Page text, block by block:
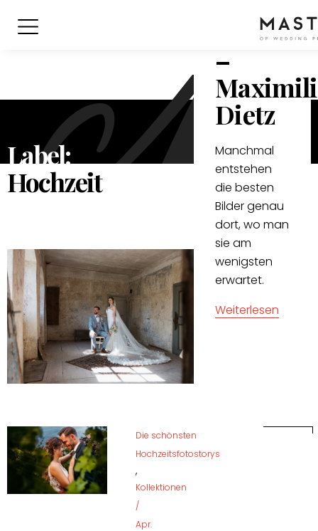
Label:
Hochzeit
–
Dietz
Manchmal
entstehen
die besten
Bilder genau
dort, wo man
sie am
wenigsten
erwartet.
Weiterlesen
Die schönsten
Hochzeitsfotostorys
,
Kollektionen
/
Apr.